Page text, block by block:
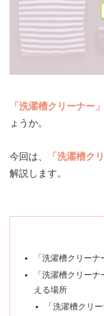
「洗濯槽クリーナー」
ょうか。
今回は、 「洗濯槽ク
解説します。
「洗濯槽クリー
「洗濯槽クリー
える場所
「洗濯槽クリ